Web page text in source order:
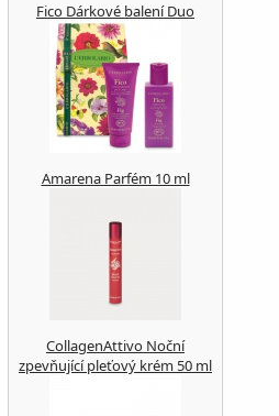
Fico Dárkové balení Duo
Amarena Parfém 10 ml
CollagenAttivo Noční
zpevňující pleťový krém 50 ml